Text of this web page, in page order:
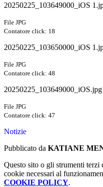
20250225_103649000_iOS
File JPG
Contatore click: 18
20250225_103650000_iOS
File JPG
Contatore click: 48
20250225_103649000_iOS.jpg
File JPG
Contatore click: 47
Notizie
Pubblicato da KATIANE
Questo sito o gli strumenti
cookie necessari al
COOKIE POLICY.